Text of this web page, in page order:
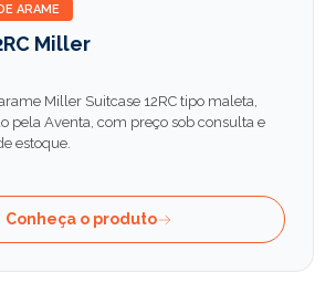
ARAME
Miller
Miller Suitcase 12RC tipo maleta,
pela Aventa, com preço sob consulta e
estoque.
Conheça o produto